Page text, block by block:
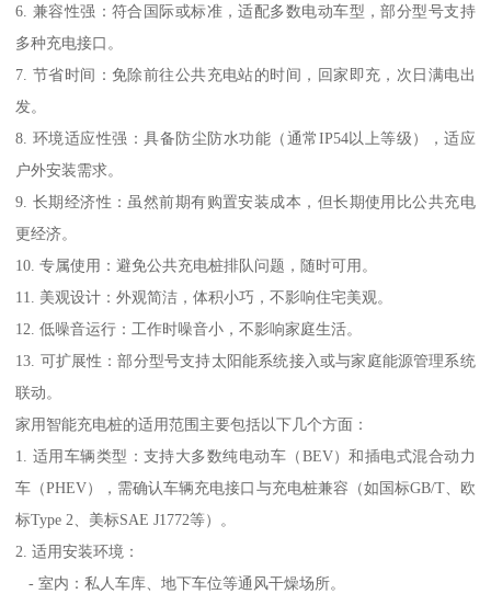
6. 兼容性强：符合国际或标准，适配多数电动车型，部分型号支持
多种充电接口。
7. 节省时间：免除前往公共充电站的时间，回家即充，次日满电出
发。
8. 环境适应性强：具备防尘防水功能（通常IP54以上等级），适应
户外安装需求。
9. 长期经济性：虽然前期有购置安装成本，但长期使用比公共充电
更经济。
10. 专属使用：避免公共充电桩排队问题，随时可用。
11. 美观设计：外观简洁，体积小巧，不影响住宅美观。
12. 低噪音运行：工作时噪音小，不影响家庭生活。
13. 可扩展性：部分型号支持太阳能系统接入或与家庭能源管理系统
联动。
家用智能充电桩的适用范围主要包括以下几个方面：
1. 适用车辆类型：支持大多数纯电动车（BEV）和插电式混合动力
车（PHEV），需确认车辆充电接口与充电桩兼容（如国标GB/T、欧
标Type 2、美标SAE J1772等）。
2. 适用安装环境：
- 室内：私人车库、地下车位等通风干燥场所。